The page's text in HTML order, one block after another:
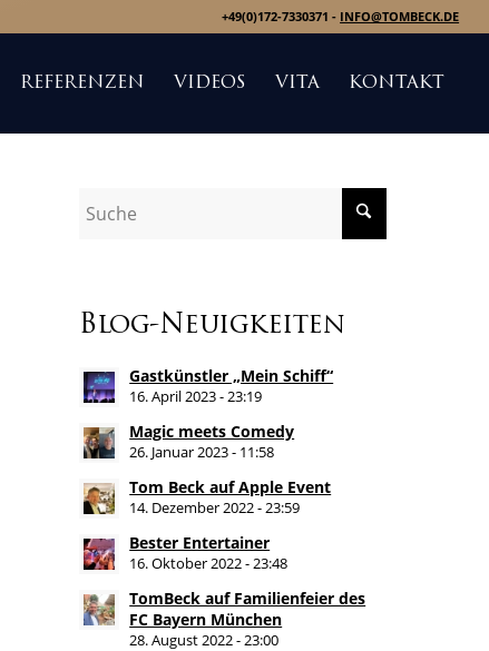
+49(0)172-7330371 - INFO@TOMBECK.DE
REFERENZEN VIDEOS VITA KONTAKT
Blog-Neuigkeiten
Gastkünstler „Mein Schiff“
16. April 2023 - 23:19
Magic meets Comedy
26. Januar 2023 - 11:58
Tom Beck auf Apple Event
14. Dezember 2022 - 23:59
Bester Entertainer
16. Oktober 2022 - 23:48
TomBeck auf Familienfeier des
FC Bayern München
28. August 2022 - 23:00